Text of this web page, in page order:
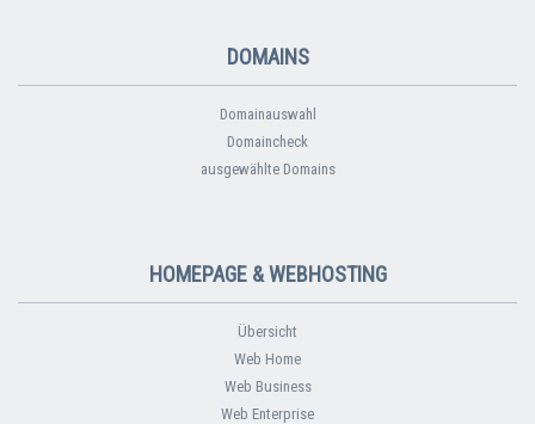
DOMAINS
Domainauswahl
Domaincheck
ausgewählte Domains
HOMEPAGE & WEBHOSTING
Übersicht
Web Home
Web Business
Web Enterprise